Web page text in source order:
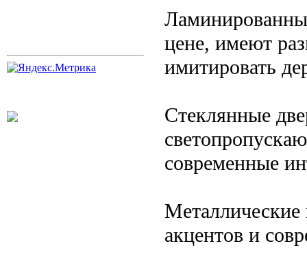
цене, имеют
имитировать
Стеклянные
современные
Металлические
акцентов и